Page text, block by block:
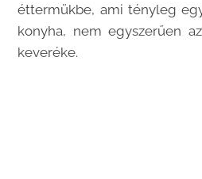
éttermükbe, ami tényleg
konyha, nem egyszerűen
keveréke.